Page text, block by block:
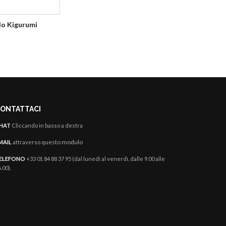
Kigurumi
Cliccando in basso a destra
attraverso questo modulo
+33 01 84 88 37 95 (dal lunedì al venerdì, dalle 9.00 alle